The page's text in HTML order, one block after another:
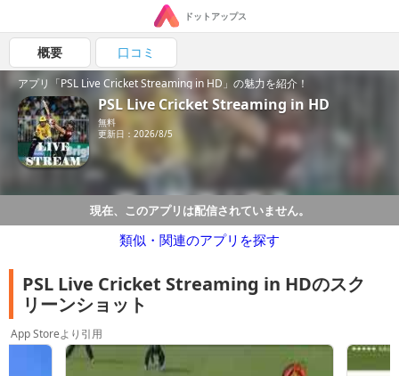
ドットアップス
概要 口コミ
アプリ「PSL Live Cricket Streaming in HD」の魅力を紹介！
PSL Live Cricket Streaming in HD
無料
更新日：2026/8/5
現在、このアプリは配信されていません。
類似・関連のアプリを探す
PSL Live Cricket Streaming in HDのスク
リーンショット
App Storeより引用